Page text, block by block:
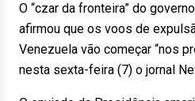
O “czar da fronteira” do
afirmou que os voos de
Venezuela vão começar “nos
nesta sexta-feira (7) o jornal